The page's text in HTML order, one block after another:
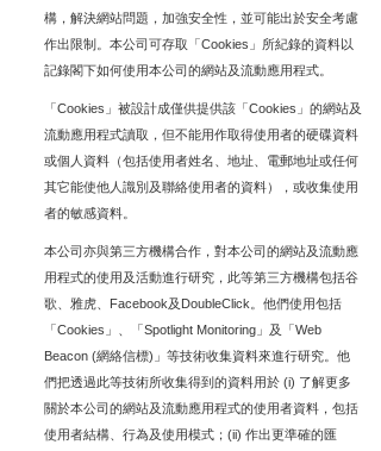
構，解決網站問題，加強安全性，並可能出於安全考慮
作出限制。本公司可存取「Cookies」所紀錄的資料以
記錄閣下如何使用本公司的網站及流動應用程式。
「Cookies」被設計成僅供提供該「Cookies」的網站及
流動應用程式讀取，但不能用作取得使用者的硬碟資料
或個人資料（包括使用者姓名、地址、電郵地址或任何
其它能使他人識別及聯絡使用者的資料），或收集使用
者的敏感資料。
本公司亦與第三方機構合作，對本公司的網站及流動應
用程式的使用及活動進行研究，此等第三方機構包括谷
歌、雅虎、Facebook及DoubleClick。他們使用包括
「Cookies」、「Spotlight Monitoring」及「Web
Beacon (網絡信標)」等技術收集資料來進行研究。他
們把透過此等技術所收集得到的資料用於 (i) 了解更多
關於本公司的網站及流動應用程式的使用者資料，包括
使用者結構、行為及使用模式；(ii) 作出更準確的匯